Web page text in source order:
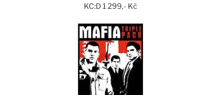
KC:D 1 299,- Kč